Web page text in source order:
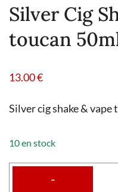
Silver Cig
toucan
13.00€
Silver cig shake & vape
10 en stock
-